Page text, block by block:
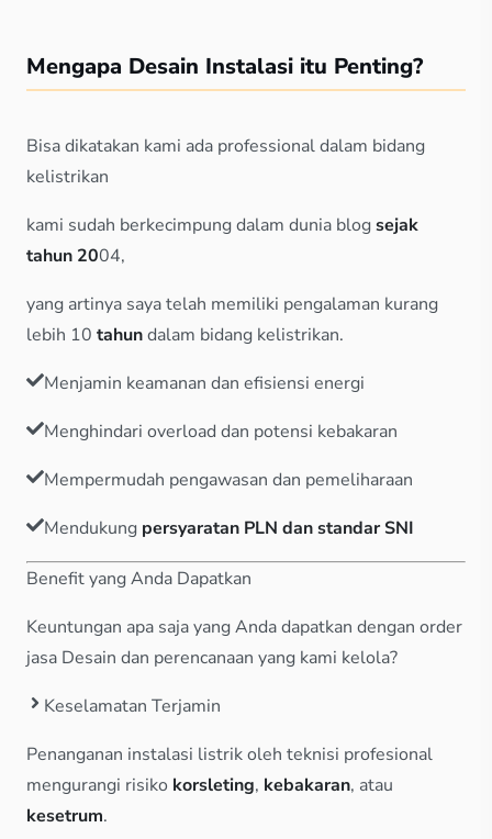
Mengapa Desain Instalasi itu Penting?
Bisa dikatakan kami ada professional dalam bidang
kelistrikan
kami sudah berkecimpung dalam dunia blogsejak
tahun 2004,
yang artinya saya telah memiliki pengalaman kurang
lebih 10 tahundalam bidang kelistrikan.
Menjamin keamanan dan efisiensi energi
Menghindari overload dan potensi kebakaran
Mempermudah pengawasan dan pemeliharaan
Mendukung persyaratan PLN dan standar SNI
Benefit yang Anda Dapatkan
Keuntungan apa saja yang Anda dapatkan dengan order
jasa Desain dan perencanaan yang kami kelola?
Keselamatan Terjamin
Penanganan instalasi listrik oleh teknisi profesional
mengurangi risiko korsleting, kebakaran, atau
kesetrum.